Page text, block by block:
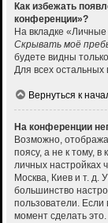
Как избежать
конференции»?
На вкладке
Скрывать моё
будете видны
Для всех
Вернуться к
На конференции
Возможно,
поясу, а не к тому,
личных настройках
Москва, Киев и т. д.
большинство
пользователи. Если
момент сделать это.